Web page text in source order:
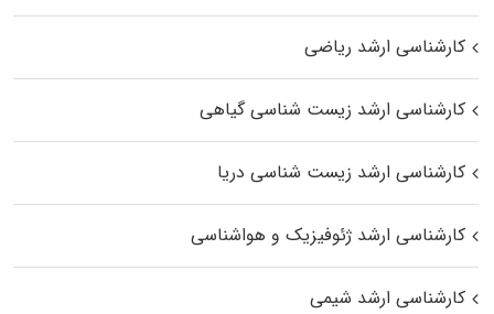
کارشناسی ارشد ریاضی
کارشناسی ارشد زیست‌ شناسی گیاهی
کارشناسی ارشد زیست‌ شناسی دریا
کارشناسی ارشد ژئوفیزیک و هواشناسی
کارشناسی ارشد شیمی